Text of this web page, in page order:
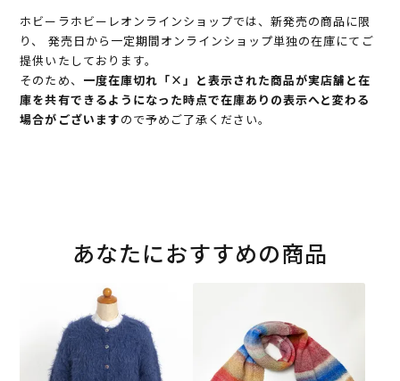
ホビーラホビーレオンラインショップでは、新発売の商品に限
り、 発売日から一定期間オンラインショップ単独の在庫にてご
提供いたしております。
そのため、 一度在庫切れ「×」と表示された商品が実店舗と在
庫を共有できるようになった時点で在庫ありの表示へと変わる
場合がございますので予めご了承ください。
あなたにおすすめの商品